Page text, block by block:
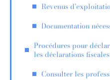
Revenus
Documentation
Procédures pour
les déclarations fiscales
Consulter les